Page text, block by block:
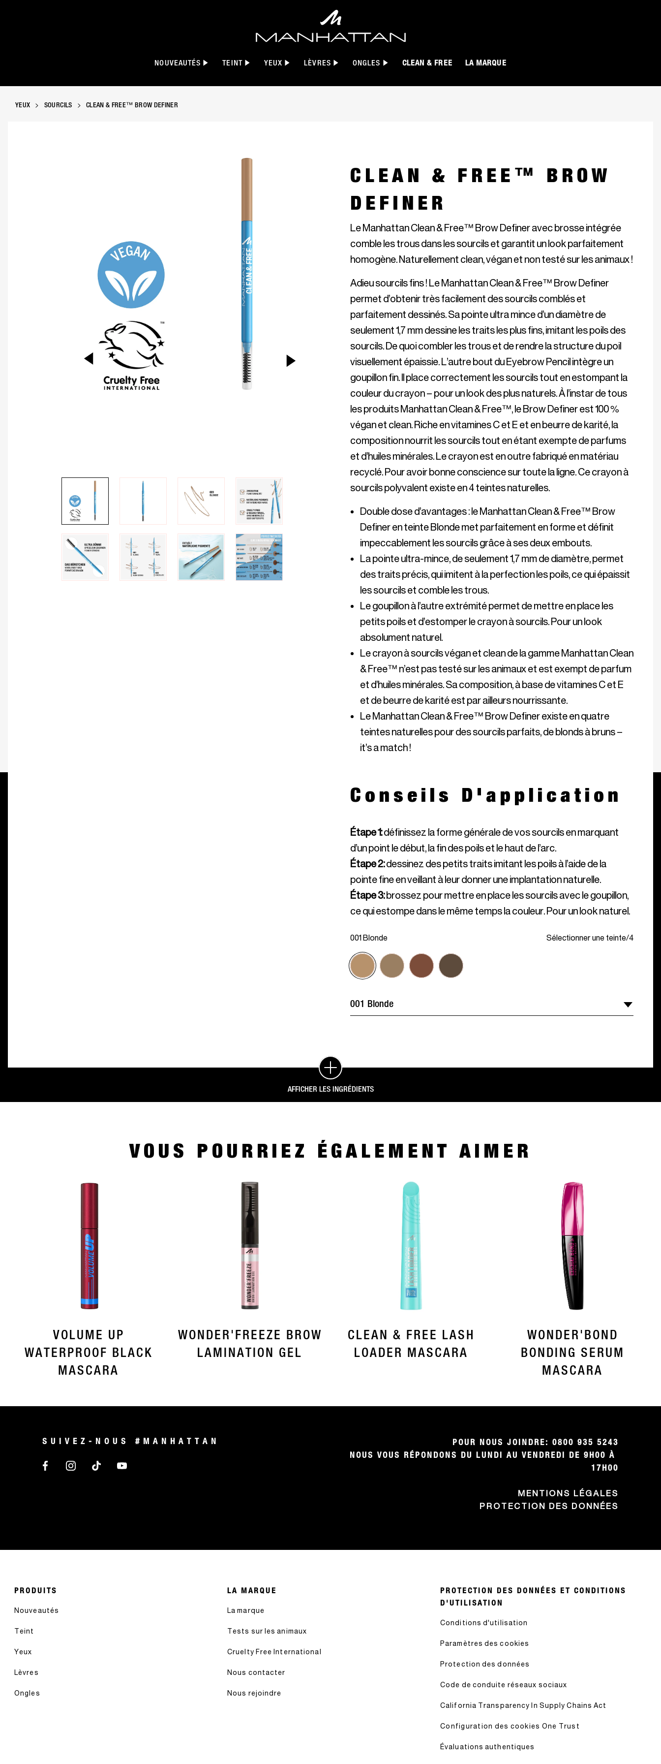
NOUVEAUTÉS TEINT YEUX LÈVRES ONGLES CLEAN & FREE LA MARQUE
YEUX SOURCILS CLEAN & FREE™ BROW DEFINER
PREVIOUS ITEM
CLEAN & FREE™ BROW
DEFINER
Le Manhattan Clean & Free™ Brow Definer avec brosse intégrée
comble les trous dans les sourcils et garantit un look parfaitement
Adieu sourcils fins ! Le Manhattan Clean & Free™ Brow Definer
permet d’obtenir très facilement des sourcils comblés et
parfaitement dessinés. Sa pointe ultra mince d’un diamètre de
seulement 1,7 mm dessine les traits les plus fins, imitant les poils des
sourcils. De quoi combler les trous et de rendre la structure du poil
visuellement épaissie. L’autre bout du Eyebrow Pencil intègre un
goupillon fin. Il place correctement les sourcils tout en estompant la
couleur du crayon – pour un look des plus naturels. À l’instar de tous
les produits Manhattan Clean & Free™, le Brow Definer est 100 %
végan et clean. Riche en vitamines C et E et en beurre de karité, la
composition nourrit les sourcils tout en étant exempte de parfums
et d’huiles minérales. Le crayon est en outre fabriqué en matériau
recyclé. Pour avoir bonne conscience sur toute la ligne. Ce crayon à
Double dose d’avantages : le Manhattan Clean & Free™ Brow
Definer en teinte Blonde met parfaitement en forme et définit
La pointe ultra-mince, de seulement 1,7 mm de diamètre, permet
des traits précis, qui imitent à la perfection les poils, ce qui épaissit
Le goupillon à l’autre extrémité permet de mettre en place les
petits poils et d’estomper le crayon à sourcils. Pour un look
Le crayon à sourcils végan et clean de la gamme Manhattan Clean
& Free™ n’est pas testé sur les animaux et est exempt de parfum
et d’huiles minérales. Sa composition, à base de vitamines C et E
Le Manhattan Clean & Free™ Brow Definer existe en quatre
teintes naturelles pour des sourcils parfaits, de blonds à bruns –
it’s a match !
Conseils D'application
Étape 1:définissez la forme générale de vos sourcils en marquant
d’un point le début, la fin des poils et le haut de l’arc.
Étape 2:dessinez des petits traits imitant les poils à l’aide de la
pointe fine en veillant à leur donner une implantation naturelle.
Étape 3:brossez pour mettre en place les sourcils avec le goupillon,
ce qui estompe dans le même temps la couleur. Pour un look naturel.
001 Blonde Sélectionner une teinte/4
AFFICHER LES INGRÉDIENTS
VOUS POURRIEZ ÉGALEMENT AIMER
VOLUME UP
WATERPROOF BLACK
MASCARA
WONDER'FREEZE BROW
LAMINATION GEL
CLEAN & FREE LASH
LOADER MASCARA
WONDER'BOND
BONDING SERUM
MASCARA
SUIVEZ-NOUS #MANHATTAN
POUR NOUS JOINDRE: 0800 935 5243
NOUS VOUS RÉPONDONS DU LUNDI AU VENDREDI DE 9H00 À
17H00
MENTIONS LÉGALES
PROTECTION DES DONNÉES
PRODUITS
Nouveautés
Teint
Yeux
Lèvres
Ongles
LA MARQUE
La marque
Tests sur les animaux
Cruelty Free International
Nous contacter
Nous rejoindre
PROTECTION DES DONNÉES ET CONDITIONS
D'UTILISATION
Conditions d'utilisation
Paramètres des cookies
Protection des données
Code de conduite réseaux sociaux
California Transparency In Supply Chains Act
Configuration des cookies One Trust
Évaluations authentiques